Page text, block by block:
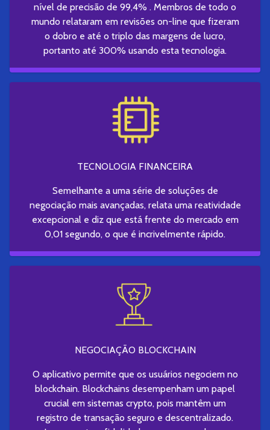
nível de precisão de 99,4% . Membros de todo o
mundo relataram em revisões on-line que fizeram
o dobro e até o triplo das margens de lucro,
portanto até 300% usando esta tecnologia.
TECNOLOGIA FINANCEIRA
Semelhante a uma série de soluções de
negociação mais avançadas, relata uma reatividade
excepcional e diz que está frente do mercado em
0,01 segundo, o que é incrivelmente rápido.
NEGOCIAÇÃO BLOCKCHAIN
O aplicativo permite que os usuários negociem no
blockchain. Blockchains desempenham um papel
crucial em sistemas crypto, pois mantêm um
registro de transação seguro e descentralizado.